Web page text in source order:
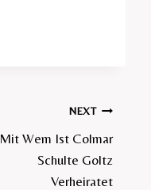
NEXT
Mit Wem Ist Colmar
Schulte Goltz
Verheiratet​